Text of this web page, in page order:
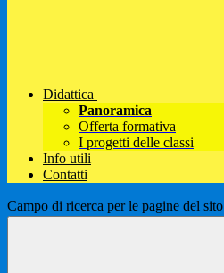
Didattica
Panoramica
Offerta formativa
I progetti delle classi
Info utili
Contatti
Campo di ricerca per le pagine del sito